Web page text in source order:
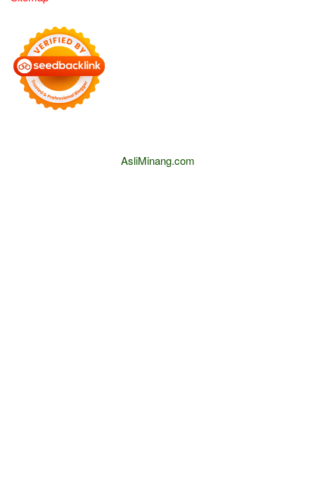
AsliMinang.com